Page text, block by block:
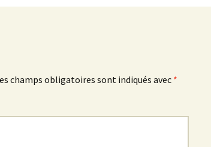
champs obligatoires sont indiqués avec *